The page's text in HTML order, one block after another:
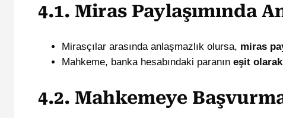
4.1. Miras Paylaşımında
Mirasçılar arasında anlaşmazlık olursa, miras
Mahkeme, banka hesabındaki paranın eşit
4.2. Mahkemeye